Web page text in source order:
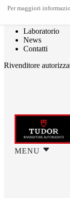
Pomellato
Severi Gioielli
Laboratorio
News
Contatti
Rivenditore
MENU
Per maggiori